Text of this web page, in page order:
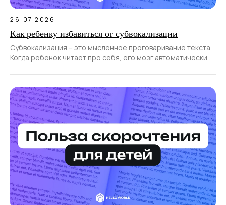
26.07.2026
Как ребенку избавиться от субвокализации
Субвокализация – это мысленное проговаривание текста.
Когда ребенок читает про себя, его мозг автоматически